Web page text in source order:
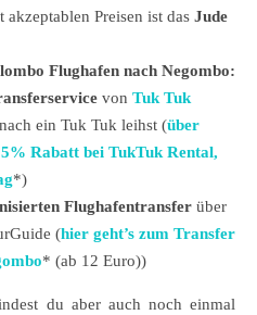
Preisen ist das Jude
Flughafen nach Negombo:
von Tuk Tuk
ein Tuk Tuk leihst (über
Rabatt bei TukTuk Rental,
*)
Flughafentransfer über
(hier geht’s zum Transfer
* (ab 12 Euro))
du aber auch noch einmal